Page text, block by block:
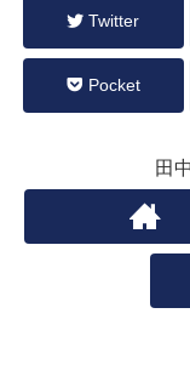
Twitter
Pocket
田